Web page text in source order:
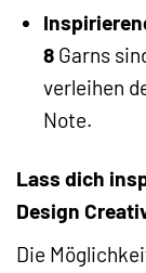
8Garns
verleihen
Note.
Lass dich
Design
Die